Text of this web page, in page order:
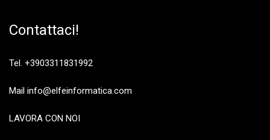
Contattaci!
Tel. +3903311831992
Mail info@elfeinformatica.com
LAVORA CON NOI